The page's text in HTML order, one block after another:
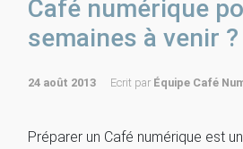
Café numérique
semaines à venir ?
24 août 2013 Ecrit par Équipe Café
Préparer un Café numérique est